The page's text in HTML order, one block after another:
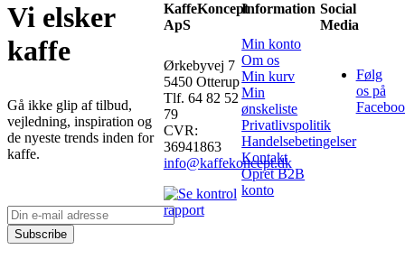
Vi elsker
kaffe
Gå ikke glip af tilbud,
vejledning, inspiration og
de nyeste trends inden for
kaffe.
Subscribe
KaffeKoncept
ApS
Ørkebyvej 7
5450 Otterup
Tlf. 64 82 52
79
CVR:
36941863
info@kaffekoncept.dk
Information
Min konto
Om os
Min kurv
Min
ønskeliste
Privatlivspolitik
Handelsebetingelser
Kontakt
Opret B2B
konto
Social
Media
Følg
os på